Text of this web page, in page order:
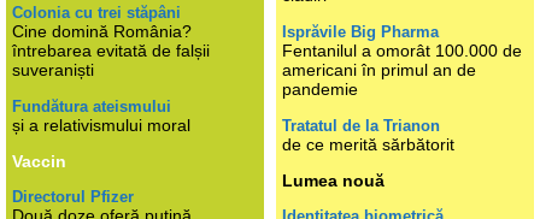
Colonia cu trei stăpâni
Cine domină România?
întrebarea evitată de falșii
suveraniști
Fundătura ateismului
și a relativismului moral
Vaccin
Directorul Pfizer
Isprăvile Big Pharma
Fentanilul a omorât 100.000 de
americani în primul an de
pandemie
Tratatul de la Trianon
de ce merită sărbătorit
Lumea nouă